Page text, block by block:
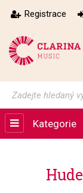
Registrace
Kategorie